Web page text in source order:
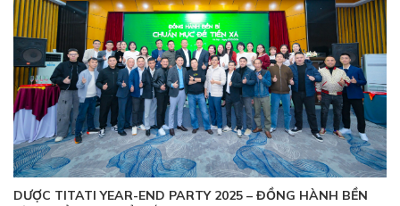
DƯỢC TITATI YEAR-END PARTY 2025 – ĐỒNG HÀNH BỀN